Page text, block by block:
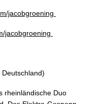
jacobgroening
jacobgroening
rheinländische Duo